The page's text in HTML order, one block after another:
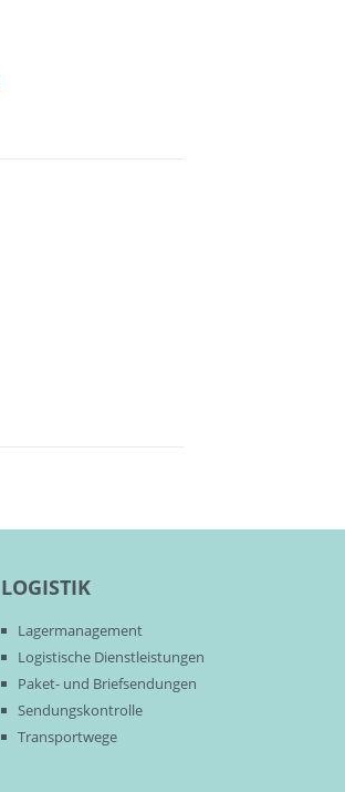
LOGISTIK
Lagermanagement
Logistische Dienstleistungen
Paket- und Briefsendungen
Sendungskontrolle
Transportwege